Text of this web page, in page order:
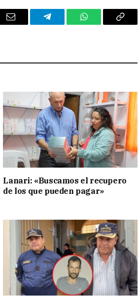
Email Telegram WhatsAppCopy
Lanari: «Buscamos el recupero
de los que pueden pagar»